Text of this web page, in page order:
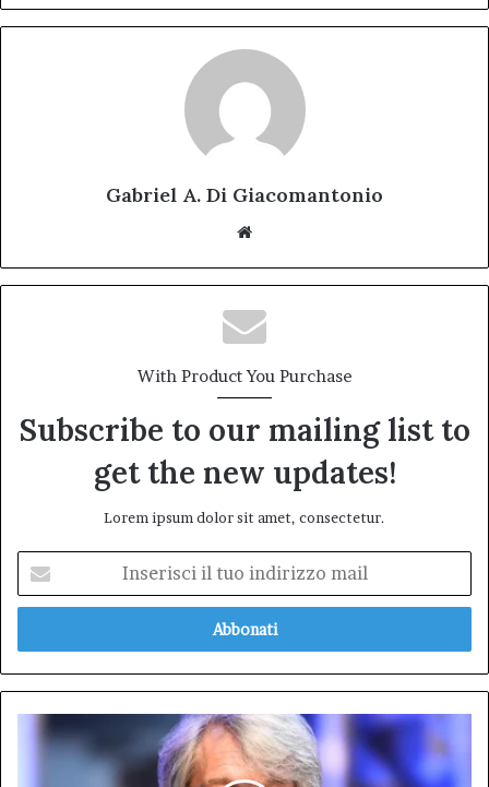
Gabriel A. Di Giacomantonio
With Product You Purchase
Subscribe to our mailing list to
get the new updates!
Lorem ipsum dolor sit amet, consectetur.
tuo
mail
Bon